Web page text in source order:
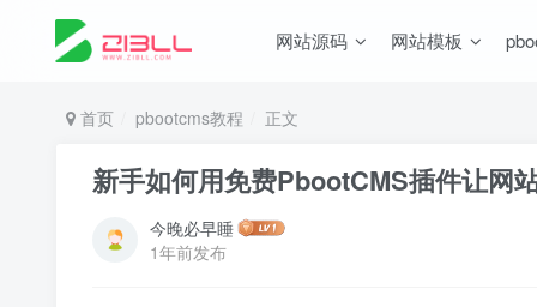
网站源码 网站模板
首页 pbootcms教程 正文
新手如何用免费PbootCMS插件让网
今晚必早睡
1年前发布